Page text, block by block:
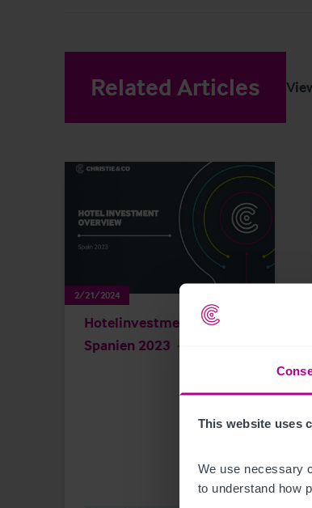
This website uses
We use necessary
to understand how
Related Articles
2/21/2024
Hotelinvestmentmarkt
Spanien 2023